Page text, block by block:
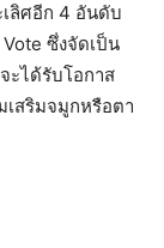
ลิศอีก 4 อันดับ
ซึ่งจัดเป็น
ะได้รับโอกาส
สริมจมูกหรือตา